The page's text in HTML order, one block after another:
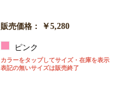
販売価格： ￥5,280
ピンク
カラーをタップしてサイズ・在庫を表示
表記の無いサイズは販売終了